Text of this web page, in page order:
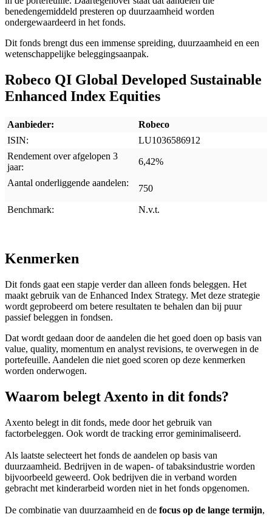
benedengemiddeld presteren op duurzaamheid worden
ondergewaardeerd in het fonds.
Dit fonds brengt dus een immense spreiding, duurzaamheid en een
wetenschappelijke beleggingsaanpak.
Robeco QI Global Developed Sustainable
Enhanced Index Equities
Aanbieder:
Robeco
ISIN:
LU1036586912
Rendement over afgelopen 3
jaar:
6,42%
Aantal onderliggende aandelen:
750
Benchmark: N.v.t.
Kenmerken
Dit fonds gaat een stapje verder dan alleen fonds beleggen. Het
maakt gebruik van de Enhanced Index Strategy. Met deze strategie
wordt geprobeerd om betere resultaten te behalen dan bij puur
passief beleggen in fondsen.
Dat wordt gedaan door de aandelen die het goed doen op basis van
value, quality, momentum en analyst revisions, te overwegen in de
portefeuille. Aandelen die niet goed scoren op deze kenmerken
worden onderwogen.
Waarom belegt Axento in dit fonds?
Axento belegt in dit fonds, mede door het gebruik van
factorbeleggen. Ook wordt de tracking error geminimaliseerd.
Als laatste selecteert het fonds de aandelen op basis van
duurzaamheid. Bedrijven in de wapen- of tabaksindustrie worden
bijvoorbeeld geweerd. Ook bedrijven die in verband worden
gebracht met kinderarbeid worden niet in het fonds opgenomen.
De combinatie van duurzaamheid en de focus op de lange termijn,